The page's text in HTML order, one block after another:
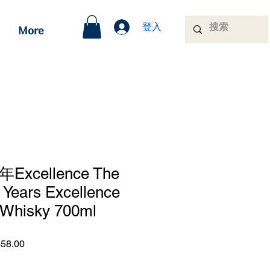
More 登入
Excellence The
Excellence
700ml
Sale